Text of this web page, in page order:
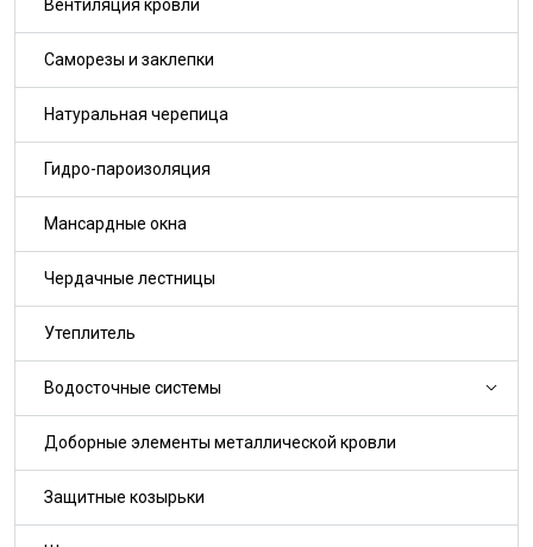
Вентиляция кровли
Саморезы и заклепки
Натуральная черепица
Гидро-пароизоляция
Мансардные окна
Чердачные лестницы
Утеплитель
Водосточные системы
Доборные элементы металлической кровли
Защитные козырьки